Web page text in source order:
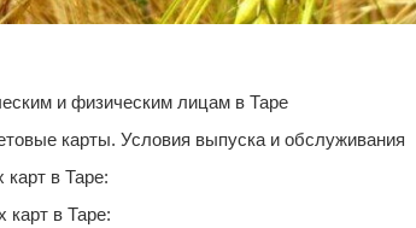
и физическим лицам в Таре
карты. Условия выпуска и обслуживания
в Таре:
в Таре: